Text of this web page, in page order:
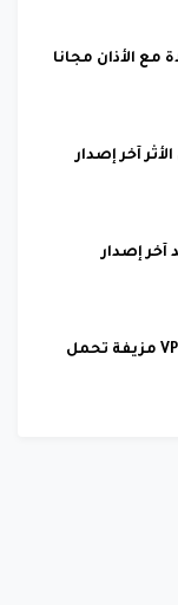
مع الأذان مجانا
آخر إصدار
آخر إصدار
جوجل تحذر من تطبيقات VPN مزيفة تحمل